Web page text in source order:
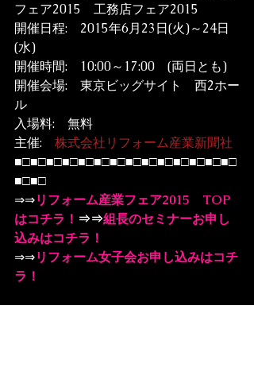
フェア2015　工務店フェア2015
開催日程:　2015年6月23日(火)～24日
(水)
開催時間:　10:00～17:00　(両日とも)
開催会場:　東京ビッグサイト　西2ホー
ル
入場料:　無料
主催: 株式会社リフォーム産業新聞社
■□■□■□■□■□■□■□■□■□■□■□■□■□■□
■□■□
⇒⇒リフォーム産業フェア2015　TOP
はコチラ！ ⇒⇒組長のセミナーお申し
込みはコチラ！
⇒⇒リフォーム女子会お申し込みはコチ
ラ！